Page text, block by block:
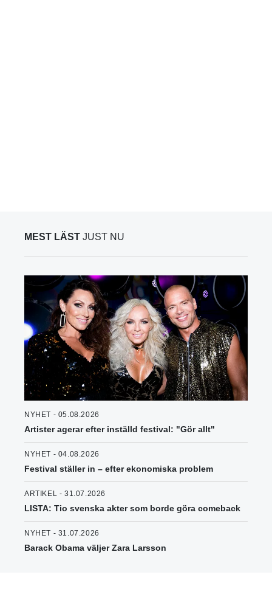
MEST LÄST JUST NU
NYHET - 05.08.2026
Artister agerar efter inställd festival: "Gör allt"
NYHET - 04.08.2026
Festival ställer in – efter ekonomiska problem
ARTIKEL - 31.07.2026
LISTA: Tio svenska akter som borde göra comeback
NYHET - 31.07.2026
Barack Obama väljer Zara Larsson